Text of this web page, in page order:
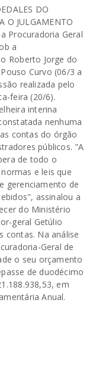
DO
O JULGAMENTO
Procuradoria Geral
a
Roberto Jorge do
Curvo (06/3 a
realizada pelo
feira (20/6).
interina
nenhuma
contas do órgão
públicos. "A
de todo o
e leis que
gerenciamento de
assinalou a
do Ministério
geral Getúlio
contas. Na análise
Geral de
o seu orçamento
de duodécimo
em
Anual.